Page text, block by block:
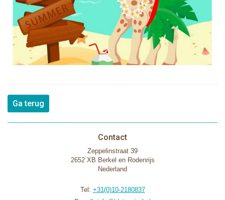
Ga terug
Contact
Zeppelinstraat 39
2652 XB Berkel en Rodenrijs
Nederland
Tel: +31(0)10-2180837